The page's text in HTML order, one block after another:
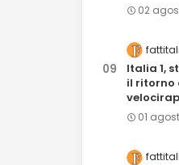
02
Italia 1,
il ritorno
01